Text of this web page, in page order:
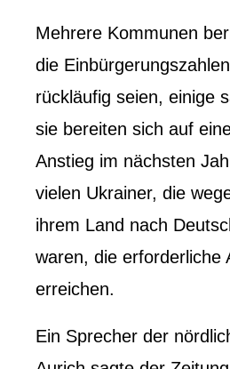
Mehrere Kommunen
die
rückläufig seien, einige
sie bereiten sich auf
Anstieg im nächsten
vielen Ukrainer, die
ihrem Land nach
waren, die erforderliche
erreichen.
Ein Sprecher der